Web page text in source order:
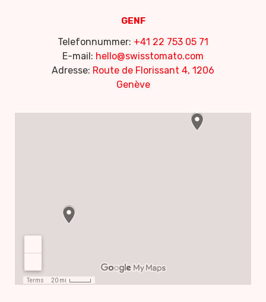
GENF
Telefonnummer: +41 22 753 05 71
E-mail: hello@swisstomato.com
Adresse: Route de Florissant 4, 1206
Genève